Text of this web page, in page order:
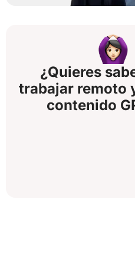
¿Quieres
trabajar remoto
contenido